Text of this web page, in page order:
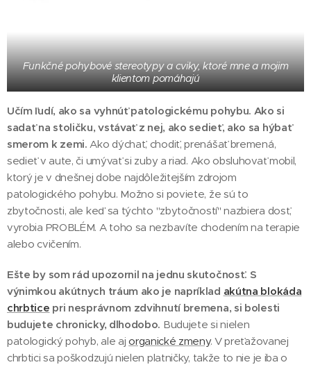
Funkčné pohybové stereotypy a cviky, ktoré mne a mojim
klientom pomáhajú
Učím ľudí, ako sa vyhnúť patologickému pohybu. Ako si
sadať na stoličku, vstávať z nej, ako sedieť, ako sa hýbať
smerom k zemi. Ako dýchať, chodiť, prenášať bremená,
sedieť v aute, či umývať si zuby a riad. Ako obsluhovať mobil,
ktorý je v dnešnej dobe najdôležitejším zdrojom
patologického pohybu. Možno si poviete, že sú to
zbytočnosti, ale keď sa týchto "zbytočností" nazbiera dosť,
vyrobia PROBLÉM. A toho sa nezbavíte chodením na terapie
alebo cvičením.
Ešte by som rád upozornil na jednu skutočnosť. S
výnimkou akútnych tráum ako je napríklad akútna blokáda
chrbtice pri nesprávnom zdvihnutí bremena, si bolesti
budujete chronicky, dlhodobo. Budujete si nielen
patologický pohyb, ale ajorganické zmeny. V preťažovanej
chrbtici sa poškodzujú nielen platničky, takže to nie je iba o